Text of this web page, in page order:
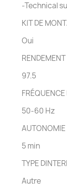
-Technical
KIT DE
Oui
97.5
FRÉQUENCE
50-60 Hz
AUTONOMIE
5 min
TYPE
Autre